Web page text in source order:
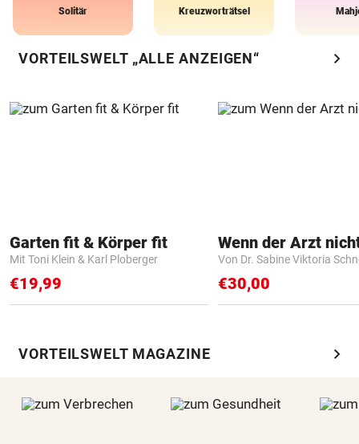
Solitär Kreuzworträtsel
VORTEILSWELT „ALLE ANZEIGEN“ chevron_right
Garten fit & Körper fit
Mit Toni Klein & Karl Ploberger
€19,99
Von Dr. Sabine Viktoria
€30,00
VORTEILSWELT MAGAZINE chevron_right